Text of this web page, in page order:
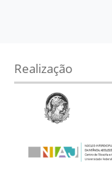
Realização